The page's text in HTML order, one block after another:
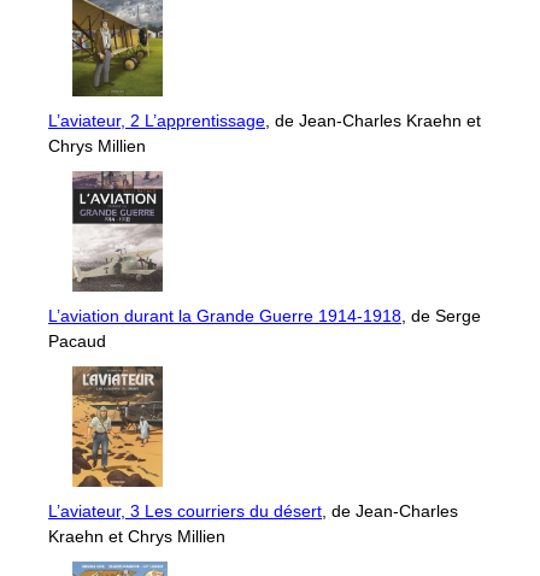
L’aviateur, 2 L’apprentissage , de Jean-Charles Kraehn et
Chrys Millien
L’aviation durant la Grande Guerre 1914-1918 , de Serge
Pacaud
L’aviateur, 3 Les courriers du désert , de Jean-Charles
Kraehn et Chrys Millien